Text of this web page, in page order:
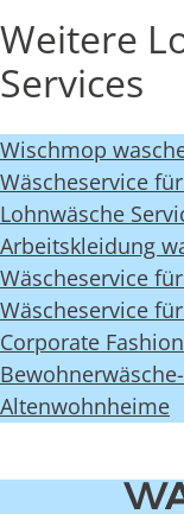
Weitere
Services
Wischmop
Wäscheservice
Lohnwäsche
Arbeitskleidung
Wäscheservice
Wäscheservice
Corporate
Altenwohnheime